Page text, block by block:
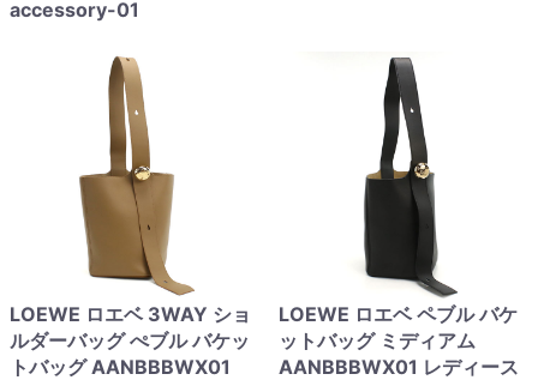
accessory-01
LOEWE ロエベ 3WAY ショ
ルダーバッグ ぺブル バケッ
トバッグ AANBBBWX01
LOEWE ロエベ ペブル バケ
ットバッグ ミディアム
AANBBBWX01 レディース